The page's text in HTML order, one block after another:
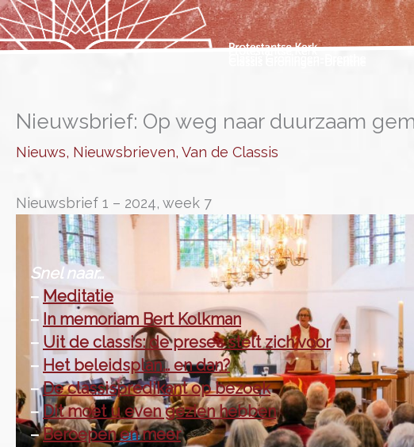
Ga
naar
Nieuwsbrief: Op weg naar duurzaam
Nieuws, Nieuwsbrieven, Van de Classis
Nieuwsbrief 1 – 2024, week 7
Snel naar…
– Meditatie
– In memoriam Bert Kolkman
– Uit de classis: de preses stelt zich voor
– Het beleidsplan… en dan?
–De classispredikant op bezoek
– Dit moet u even gezien hebben
–Beroepen en meer